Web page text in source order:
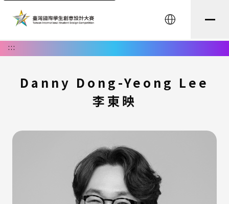
English
:::
Danny Dong-Yeong Lee
李東映